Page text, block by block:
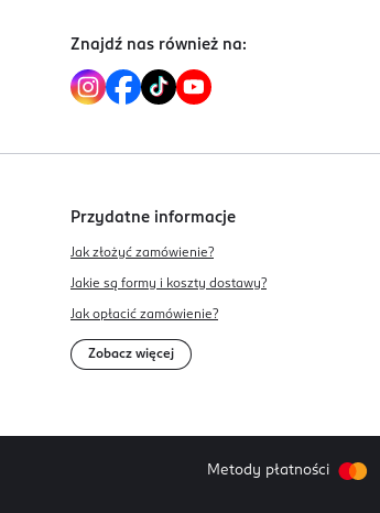
Znajdź nas również na:
Przydatne informacje
Jak złożyć zamówienie?
Jakie są formy i koszty dostawy?
Jak opłacić zamówienie?
Zobacz więcej
Metody płatności